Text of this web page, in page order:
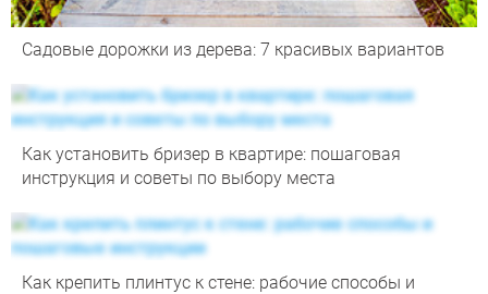
Садовые дорожки из дерева: 7 красивых вариантов
Как установить бризер в квартире: пошаговая
инструкция и советы по выбору места
Как крепить плинтус к стене: рабочие способы и